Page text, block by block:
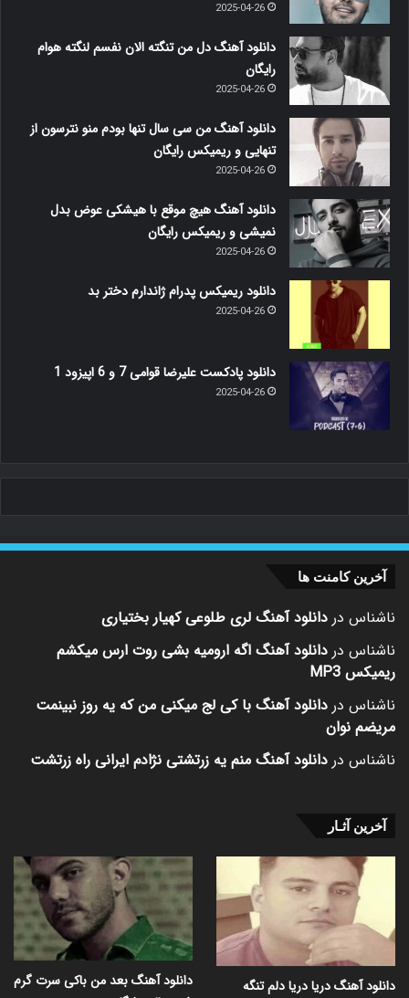
2025-04-26
دانلود آهنگ دل من تنگته الان نفسم لنگته هوام
رایگان
2025-04-26
دانلود آهنگ من سی سال تنها بودم منو نترسون از
تنهایی و ریمیکس رایگان
2025-04-26
دانلود آهنگ هیچ موقع با هیشکی عوض بدل
نمیشی و ریمیکس رایگان
2025-04-26
دانلود ریمیکس پدرام ژاندارم دختر بد
2025-04-26
دانلود پادکست علیرضا قوامی 7 و 6 اپیزود 1
2025-04-26
آخرین کامنت ها
ناشناس در دانلود آهنگ لری طلوعی کهیار بختیاری
ناشناس در دانلود آهنگ اگه ارومیه بشی روت ارس میکشم
ریمیکس MP3
ناشناس در دانلود آهنگ با کی لج میکنی من که یه روز نبینمت
مریضم نوان
ناشناس در دانلود آهنگ منم یه زرتشتی نژادم ایرانی راه زرتشت
آخرین آثـار
دانلود آهنگ دریا دریا دلم تنگه
دانلود آهنگ بعد من باکی سرت گرم